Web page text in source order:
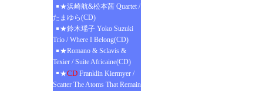
★浜崎航&松本茜 Quartet /
たまゆら(CD)
★鈴木瑶子 Yoko Suzuki
Trio / Where I Belong(CD)
★Romano & Sclavis &
Texier / Suite Africaine(CD)
★CD Franklin Kiermyer /
Scatter The Atoms That Remain